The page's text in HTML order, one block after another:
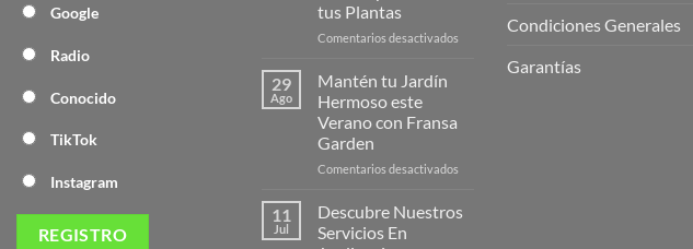
Google
Radio
Conocido
TikTok
Instagram
tus Plantas
Comentarios desactivados
29
Ago
Mantén tu Jardín
Hermoso este
Verano con Fransa
Garden
Comentarios desactivados
11
Jul
Descubre Nuestros
Servicios En
Condiciones Generales
Garantías